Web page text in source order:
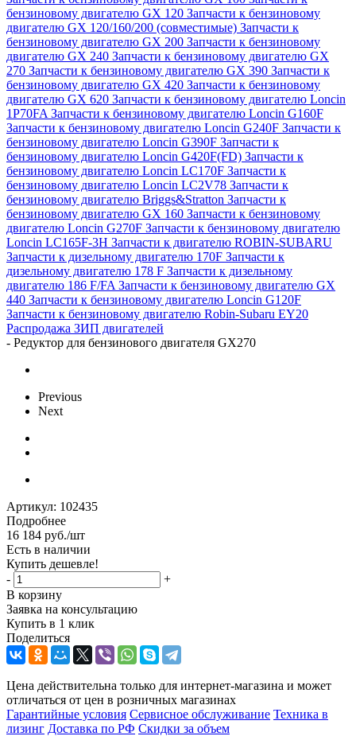
бензиновому двигателю GX 120 Запчасти к бензиновому
двигателю GX 120/160/200 (совместимые) Запчасти к
бензиновому двигателю GX 200 Запчасти к бензиновому
двигателю GX 240 Запчасти к бензиновому двигателю GX
270 Запчасти к бензиновому двигателю GX 390 Запчасти к
бензиновому двигателю GX 420 Запчасти к бензиновому
двигателю GX 620 Запчасти к бензиновому двигателю Loncin
1P70FA Запчасти к бензиновому двигателю Loncin G160F
Запчасти к бензиновому двигателю Loncin G240F Запчасти к
бензиновому двигателю Loncin G390F Запчасти к
бензиновому двигателю Loncin G420F(FD) Запчасти к
бензиновому двигателю Loncin LC170F Запчасти к
бензиновому двигателю Loncin LC2V78 Запчасти к
бензиновому двигателю Briggs&Stratton Запчасти к
бензиновому двигателю GX 160 Запчасти к бензиновому
двигателю Loncin G270F Запчасти к бензиновому двигателю
Loncin LC165F-3H Запчасти к двигателю ROBIN-SUBARU
Запчасти к дизельному двигателю 170F Запчасти к
дизельному двигателю 178 F Запчасти к дизельному
двигателю 186 F/FA Запчасти к бензиновому двигателю GX
440 Запчасти к бензиновому двигателю Loncin G120F
Запчасти к бензиновому двигателю Robin-Subaru EY20
Распродажа ЗИП двигателей
- Редуктор для бензинового двигателя GX270
Previous
Next
Артикул: 102435
Подробнее
16 184 руб./шт
Есть в наличии
Купить дешевле!
-
+
В корзину
Заявка на консультацию
Купить в 1 клик
Поделиться
Цена действительна только для интернет-магазина и может
отличаться от цен в розничных магазинах
Гарантийные условия Сервисное обслуживание Техника в
лизинг Доставка по РФ Скидки за объем